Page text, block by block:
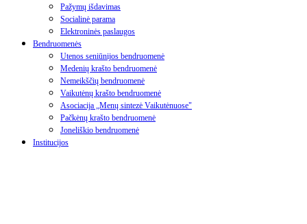
Pažymų išdavimas
Socialinė parama
Elektroninės paslaugos
Bendruomenės
Utenos seniūnijos bendruomenė
Medenių krašto bendruomenė
Nemeikščių bendruomenė
Vaikutėnų krašto bendruomenė
Asociacija „Menų sintezė Vaikutėnuose"
Pačkėnų krašto bendruomenė
Joneliškio bendruomenė
Institucijos